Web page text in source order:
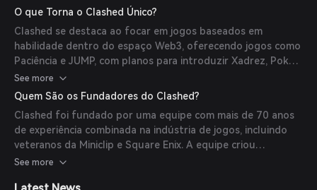
semelhantes, garantindo competição justa. Os jogadores
têm controle total sobre seus ativos dentro do jogo por
meio de carteiras não custodiais, permitindo a negociação e
monetização.
O que Torna o Clashed Único?
Clashed se destaca ao focar em jogos baseados em
habilidade dentro do espaço Web3, oferecendo jogos como
Paciência e JUMP, com planos para introduzir Xadrez, Poker
e Crash. A plataforma enfatiza o jogo justo, transparência e
verdadeira propriedade dos ativos, diferenciando-se das
See more
Quem São os Fundadores do Clashed?
Clashed foi fundado por uma equipe com mais de 70 anos
de experiência combinada na indústria de jogos, incluindo
veteranos da Miniclip e Square Enix. A equipe criou
anteriormente a Winkel Games, uma startup de jogos
See more